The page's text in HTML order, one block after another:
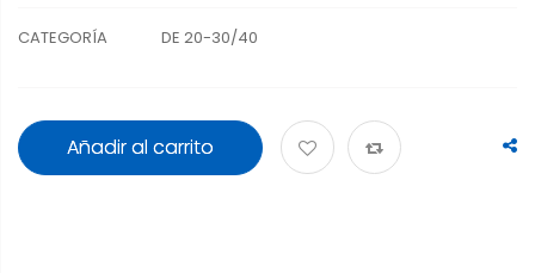
CATEGORÍA DE 20-30/40
Añadir al carrito